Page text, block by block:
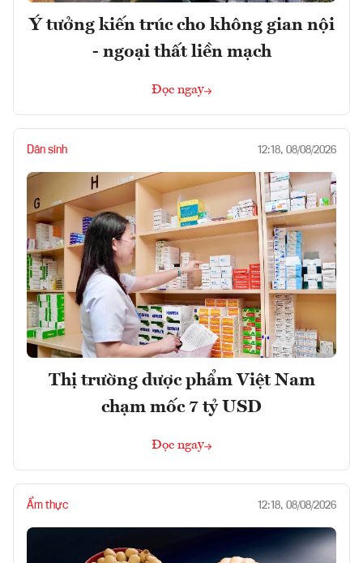
Ý tưởng kiến trúc cho không gian nội
- ngoại thất liền mạch
Đọc ngay
Dân sinh 12:18, 08/08/2026
Thị trường dược phẩm Việt Nam
chạm mốc 7 tỷ USD
Đọc ngay
Ẩm thực 12:18, 08/08/2026